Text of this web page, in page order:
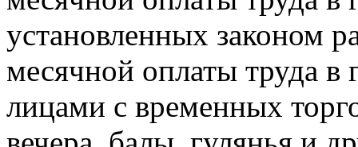
установленных законом
месячной оплаты труда в
лицами с временных